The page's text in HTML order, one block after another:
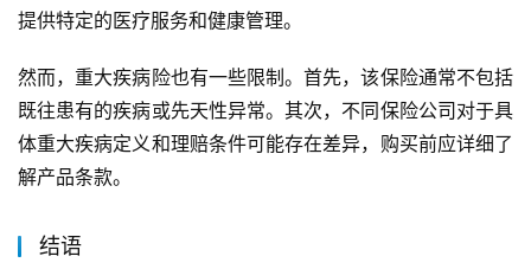
提供特定的医疗服务和健康管理。
然而，重大疾病险也有一些限制。首先，该保险通常不包括
既往患有的疾病或先天性异常。其次，不同保险公司对于具
体重大疾病定义和理赔条件可能存在差异，购买前应详细了
解产品条款。
结语